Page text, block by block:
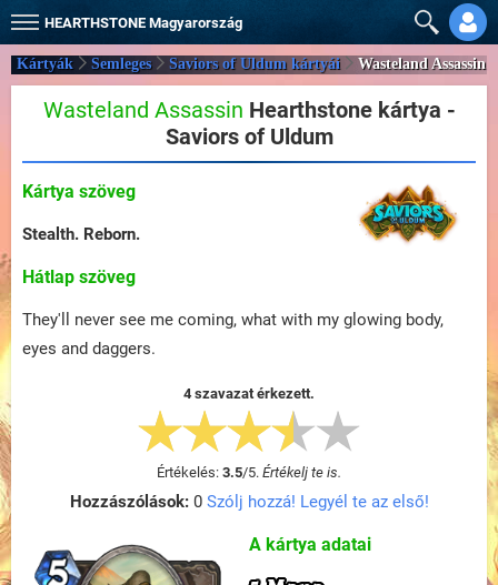
HEARTHSTONE Magyarország
Kártyák Semleges Saviors of Uldum kártyái Wasteland Assassin
Wasteland Assassin Hearthstone kártya -
Saviors of Uldum
Kártya szöveg
Stealth. Reborn.
Hátlap szöveg
They'll never see me coming, what with my glowing body,
eyes and daggers.
4 szavazat érkezett.
Értékelés: 3.5/5. Értékelj te is.
Hozzászólások:0 Szólj hozzá! Legyél te az első!
A kártya adatai